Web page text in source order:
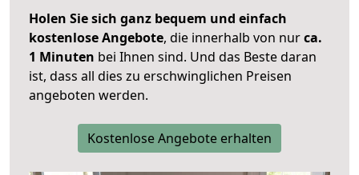
Holen Sie sich ganz bequem und einfach
kostenlose Angebote, die innerhalb von nurca.
1 Minuten bei Ihnen sind. Und das Beste daran
ist, dass all dies zu erschwinglichen Preisen
angeboten werden.
Kostenlose Angebote erhalten